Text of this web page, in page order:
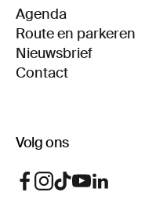
Agenda
Route en parkeren
Nieuwsbrief
Contact
Volg ons